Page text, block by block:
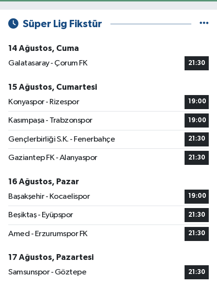
Süper Lig Fikstür
14 Ağustos, Cuma
Galatasaray - Çorum FK
21:30
15 Ağustos, Cumartesi
Konyaspor - Rizespor
19:00
Kasımpaşa - Trabzonspor 19:00
Gençlerbirliği S.K. - Fenerbahçe 21:30
Gaziantep FK - Alanyaspor 21:30
16 Ağustos, Pazar
Başakşehir - Kocaelispor
19:00
Beşiktaş - Eyüpspor 21:30
Amed - Erzurumspor FK 21:30
17 Ağustos, Pazartesi
Samsunspor - Göztepe
21:30